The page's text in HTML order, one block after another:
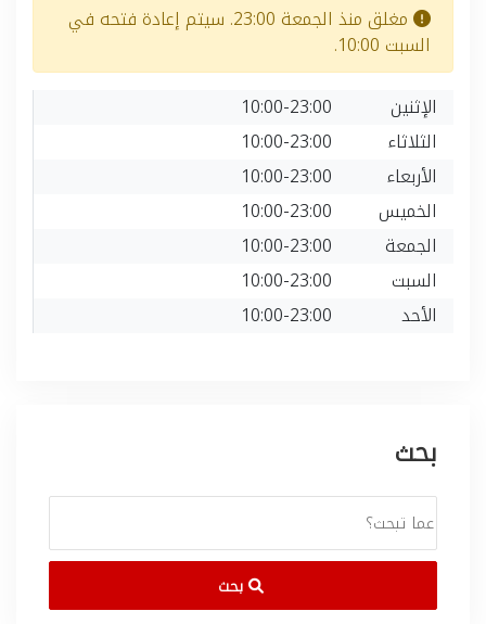
مغلق منذ الجمعة 23:00. سيتم إعادة فتحه في
السبت 10:00.
الإثنين
10:00-23:00
الثلاثاء
10:00-23:00
الأربعاء
10:00-23:00
الخميس
10:00-23:00
الجمعة
10:00-23:00
السبت
10:00-23:00
الأحد
10:00-23:00
بحث
بحث